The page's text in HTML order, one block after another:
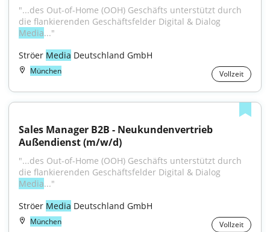
"...des Out-of-Home (OOH) Geschäfts unterstützt durch
Media..."
Ströer Media Deutschland GmbH
München Vollzeit
Sales Manager B2B - Neukundenvertrieb
Außendienst (m/w/d)
"...des Out-of-Home (OOH) Geschäfts unterstützt durch
Media..."
Ströer Media Deutschland GmbH
München Vollzeit